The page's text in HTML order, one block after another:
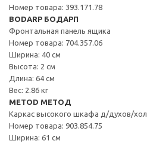
Номер товара: 393.171.78
BODARP БОДАРП
Фронтальная панель ящика
Номер товара: 704.357.06
Ширина: 40 см
Высота: 2 см
Длина: 64 см
Вес: 2.86 кг
METOD МЕТОД
Каркас высокого шкафа д/духов/
Номер товара: 903.854.75
Ширина: 61 см